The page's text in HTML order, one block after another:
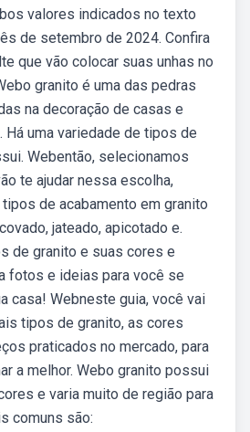
valores indicados no texto
de setembro de 2024. Confira
que vão colocar suas unhas no
granito é uma das pedras
na decoração de casas e
uma variedade de tipos de
Webentão, selecionamos
te ajudar nessa escolha,
de acabamento em granito
jateado, apicotado e.
de granito e suas cores e
fotos e ideias para você se
casa! Webneste guia, você vai
tipos de granito, as cores
praticados no mercado, para
a melhor. Webo granito possui
e varia muito de região para
comuns são: